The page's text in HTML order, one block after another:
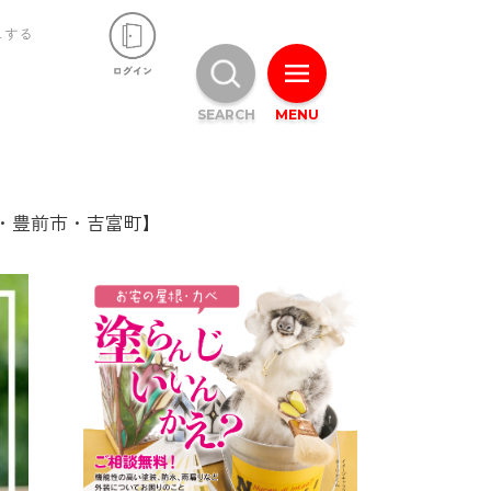
る
前市・吉富町】
MENU
SEARCH